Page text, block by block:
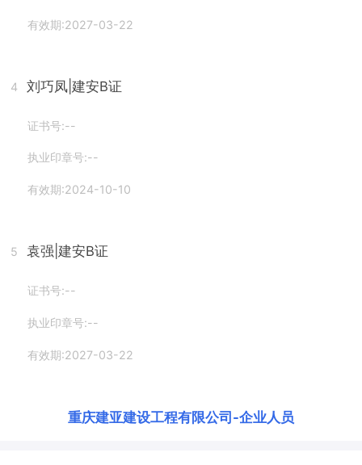
有效期:2027-03-22
4 刘巧凤 |建安B证
证书号:--
执业印章号:--
有效期:2024-10-10
5 袁强 |建安B证
证书号:--
执业印章号:--
有效期:2027-03-22
重庆建亚建设工程有限公司 -企业人员